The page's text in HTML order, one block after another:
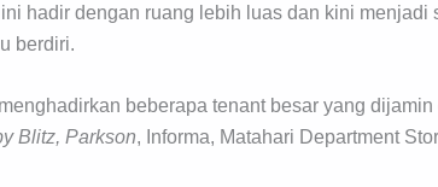
hadir dengan ruang lebih luas dan kini menjadi
berdiri.
beberapa tenant besar yang
Blitz, Parkson, Informa, Matahari Department